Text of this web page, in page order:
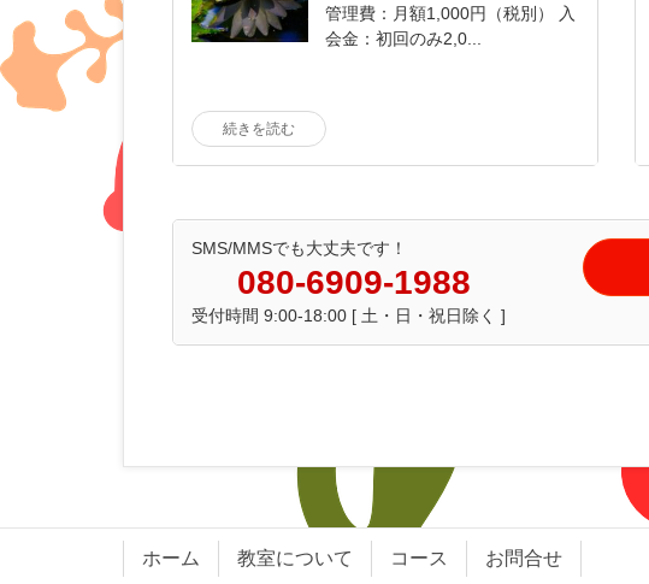
管理費：月額1,000円（税別） 入
会金：初回のみ2,0...
続きを読む
SMS/MMSでも大丈夫です！
080-6909-1988
受付時間 9:00-18:00 [ 土・日・祝日除く ]
ホーム 教室について コース お問合せ